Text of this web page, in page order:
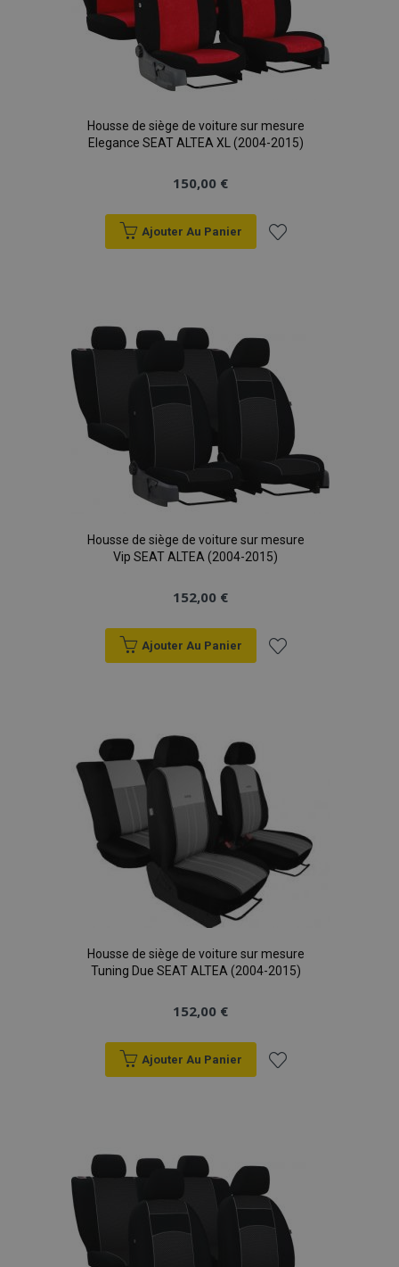
Housse de siège de voiture sur mesure
Elegance SEAT ALTEA XL (2004-2015)
150,00 €
Ajouter Au Panier
liste
d'achats
Housse de siège de voiture sur mesure
Vip SEAT ALTEA (2004-2015)
152,00 €
Ajouter Au Panier
d'achats
Housse de siège de voiture sur mesure
Tuning Due SEAT ALTEA (2004-2015)
152,00 €
Ajouter Au Panier
liste
d'achats